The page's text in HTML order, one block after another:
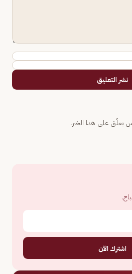
نشر التعليق
يعلّق على هذا الخبر.
اشترك الآن